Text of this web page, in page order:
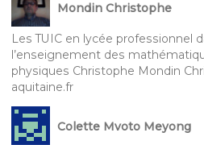
Mondin Christophe
Les TUIC en lycée professionnel
l’enseignement des
physiques Christophe Mondin
aquitaine.fr
Colette Mvoto Meyong